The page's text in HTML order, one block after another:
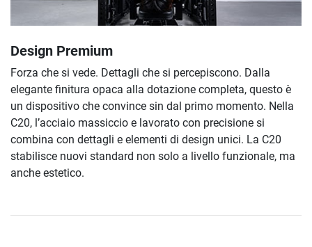
Design Premium
Forza che si vede. Dettagli che si percepiscono. Dalla
elegante finitura opaca alla dotazione completa, questo è
un dispositivo che convince sin dal primo momento. Nella
C20, l’acciaio massiccio e lavorato con precisione si
combina con dettagli e elementi di design unici. La C20
stabilisce nuovi standard non solo a livello funzionale, ma
anche estetico.